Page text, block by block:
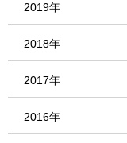
2019年
2018年
2017年
2016年